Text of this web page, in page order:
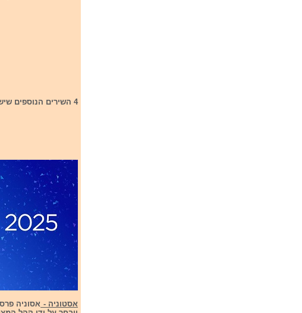
4 השירים הנוספים שישמשו כרזרבה הם:
אסטוניה -